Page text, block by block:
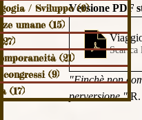
Versione PDF
Scarica
"Finchè non
perversione."
/ Sviluppo (6)6 post
umane (15)
(27)
(21) 21 post
congressi (9) 9 post
(17)